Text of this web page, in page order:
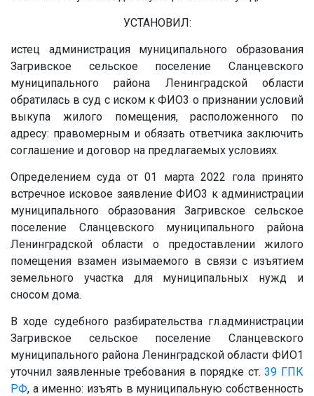
УСТАНОВИЛ:
истец администрация муниципального образования
Загривское сельское поселение Сланцевского
муниципального района Ленинградской области
обратилась в суд с иском кФИО3 о признании условий
выкупа жилого помещения, расположенного по
адресу: правомерным и обязать ответчика заключить
соглашение и договор на предлагаемых условиях.
Определением суда от 01 марта 2022 гола принято
встречное исковое заявлениеФИО3 к администрации
муниципального образования Загривское сельское
поселение Сланцевского муниципального района
Ленинградской области о предоставлении жилого
помещения взамен изымаемого в связи с изъятием
земельного участка для муниципальных нужд и
сносом дома.
В ходе судебного разбирательства гл.администрации
Загривское сельское поселение Сланцевского
муниципального района Ленинградской области ФИО1
уточнил заявленные требования в порядке ст.39 ГПК
РФ, а именно: изъять в муниципальную собственность